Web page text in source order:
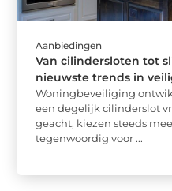
Aanbiedingen
Van cilindersloten tot
nieuwste trends in
Woningbeveiliging
een degelijk cilinderslot
geacht, kiezen steeds
tegenwoordig voor ...